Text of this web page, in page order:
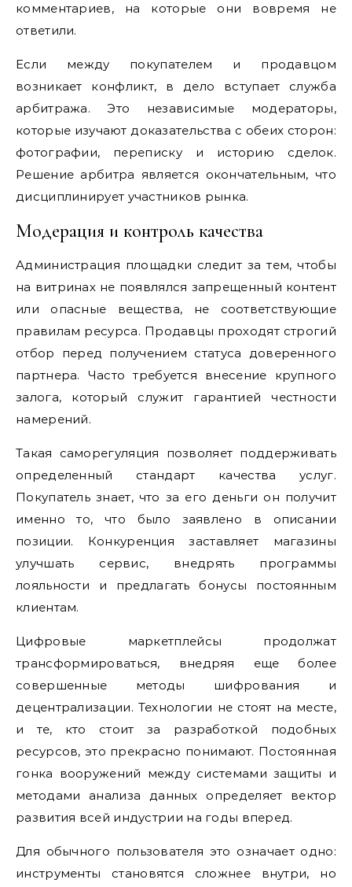
комментариев, на которые они вовремя не
ответили.
Если между покупателем и продавцом
возникает конфликт, в дело вступает служба
арбитража. Это независимые модераторы,
которые изучают доказательства с обеих сторон:
фотографии, переписку и историю сделок.
Решение арбитра является окончательным, что
дисциплинирует участников рынка.
Модерация и контроль качества
Администрация площадки следит за тем, чтобы
на витринах не появлялся запрещенный контент
или опасные вещества, не соответствующие
правилам ресурса. Продавцы проходят строгий
отбор перед получением статуса доверенного
партнера. Часто требуется внесение крупного
залога, который служит гарантией честности
намерений.
Такая саморегуляция позволяет поддерживать
определенный стандарт качества услуг.
Покупатель знает, что за его деньги он получит
именно то, что было заявлено в описании
позиции. Конкуренция заставляет магазины
улучшать сервис, внедрять программы
лояльности и предлагать бонусы постоянным
клиентам.
Цифровые маркетплейсы продолжат
трансформироваться, внедряя еще более
совершенные методы шифрования и
децентрализации. Технологии не стоят на месте,
и те, кто стоит за разработкой подобных
ресурсов, это прекрасно понимают. Постоянная
гонка вооружений между системами защиты и
методами анализа данных определяет вектор
развития всей индустрии на годы вперед.
Для обычного пользователя это означает одно:
инструменты становятся сложнее внутри, но